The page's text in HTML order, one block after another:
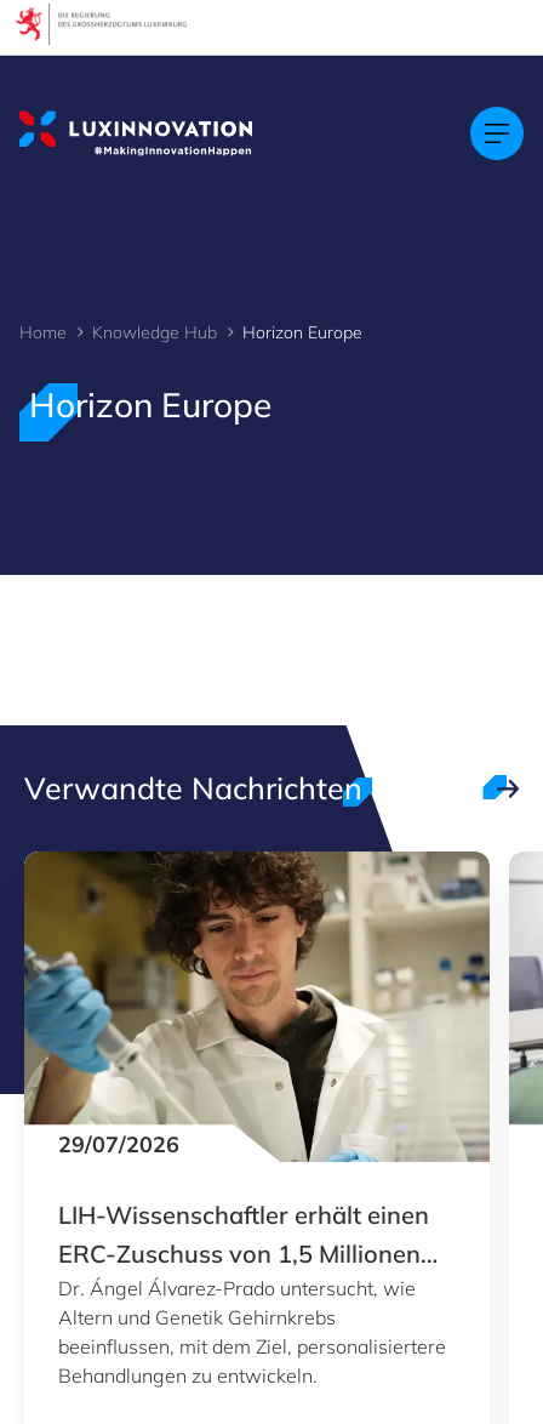
Home Knowledge Hub Horizon Europe
Horizon Europe
Verwandte Nachrichten
29/07/2026
LIH-Wissenschaftler erhält einen
ERC-Zuschuss von 1,5 Millionen
Euro
Dr. Ángel Álvarez-Prado untersucht, wie
Altern und Genetik Gehirnkrebs
beeinflussen, mit dem Ziel, personalisiertere
Behandlungen zu entwickeln.
Cookies management panel